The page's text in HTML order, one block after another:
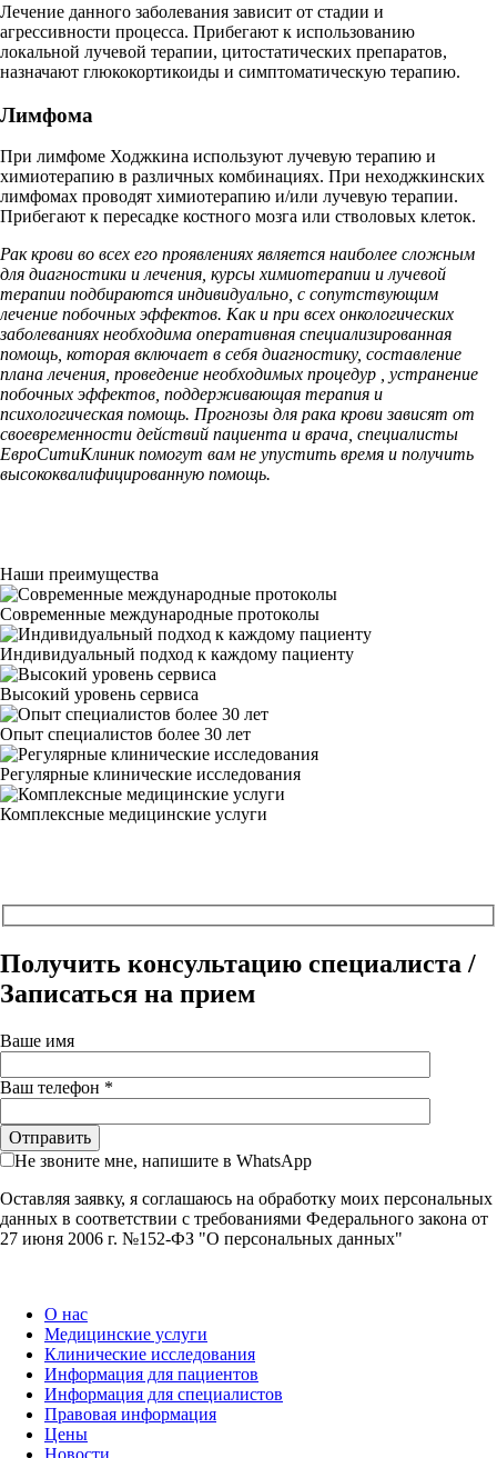
Лечение данного заболевания зависит от стадии и
агрессивности процесса. Прибегают к использованию
локальной лучевой терапии, цитостатических препаратов,
назначают глюкокортикоиды и симптоматическую терапию.
Лимфома
При лимфоме Ходжкина используют лучевую терапию и
химиотерапию в различных комбинациях. При неходжкинских
лимфомах проводят химиотерапию и/или лучевую терапии.
Прибегают к пересадке костного мозга или стволовых клеток.
Рак крови во всех его проявлениях является наиболее сложным
для диагностики и лечения, курсы химиотерапии и лучевой
терапии подбираются индивидуально, с сопутствующим
лечение побочных эффектов. Как и при всех онкологических
заболеваниях необходима оперативная специализированная
помощь, которая включает в себя диагностику, составление
плана лечения, проведение необходимых процедур , устранение
побочных эффектов, поддерживающая терапия и
психологическая помощь. Прогнозы для рака крови зависят от
своевременности действий пациента и врача, специалисты
ЕвроСитиКлиник помогут вам не упустить время и получить
высококвалифицированную помощь.
Наши преимущества
Современные международные протоколы
Индивидуальный подход к каждому пациенту
Высокий уровень сервиса
Опыт специалистов более 30 лет
Регулярные клинические исследования
Комплексные медицинские услуги
Получить консультацию специалиста /
Записаться на прием
Ваше имя
Ваш телефон *
Не звоните мне, напишите в WhatsApp
Оставляя заявку, я соглашаюсь на обработку моих персональных
данных в соответствии с требованиями Федерального закона от
27 июня 2006 г. №152-ФЗ "О персональных данных"
О нас
Медицинские услуги
Клинические исследования
Информация для пациентов
Информация для специалистов
Правовая информация
Цены
Новости